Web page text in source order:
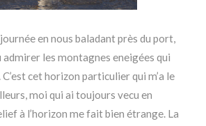
en nous baladant près du port,
admirer les montagnes eneigées qui
cet horizon particulier qui m’a le
moi qui ai toujours vecu en
à l’horizon me fait bien étrange. La